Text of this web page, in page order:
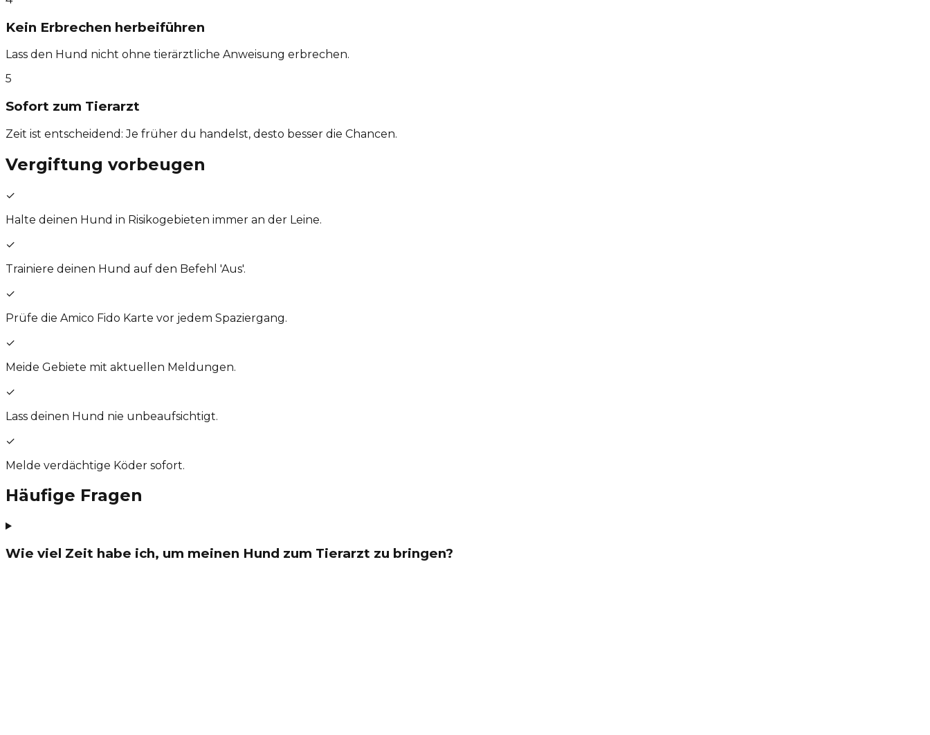
Kein Erbrechen herbeiführen
Lass den Hund nicht ohne tierärztliche Anweisung erbrechen.
5
Sofort zum Tierarzt
Zeit ist entscheidend: Je früher du handelst, desto besser die Chancen.
Vergiftung vorbeugen
✓
Halte deinen Hund in Risikogebieten immer an der Leine.
✓
Trainiere deinen Hund auf den Befehl 'Aus'.
✓
Prüfe die Amico Fido Karte vor jedem Spaziergang.
✓
Meide Gebiete mit aktuellen Meldungen.
✓
Lass deinen Hund nie unbeaufsichtigt.
✓
Melde verdächtige Köder sofort.
Häufige Fragen
Wie viel Zeit habe ich, um meinen Hund zum Tierarzt zu bringen?